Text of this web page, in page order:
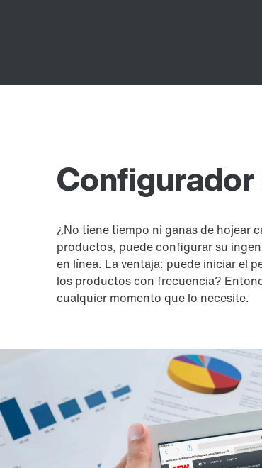
¿No tiene tiempo ni ganas de hojear
productos, puede configurar su
en línea. La ventaja: puede iniciar el
los productos con frecuencia?
cualquier momento que lo necesite.